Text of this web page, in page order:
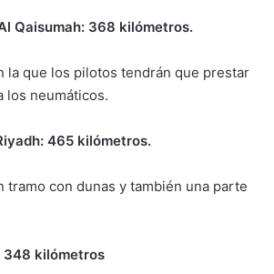
Qaisumah: 368 kilómetros.
la que los pilotos tendrán que prestar
los neumáticos.
465 kilómetros.
tramo con dunas y también una parte
348 kilómetros